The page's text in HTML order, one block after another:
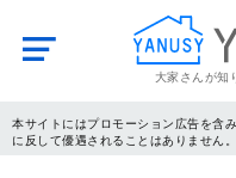
大家さんが知
YANUSY
本サイトにはプロモーション広告を含
に反して優遇されることはありません。